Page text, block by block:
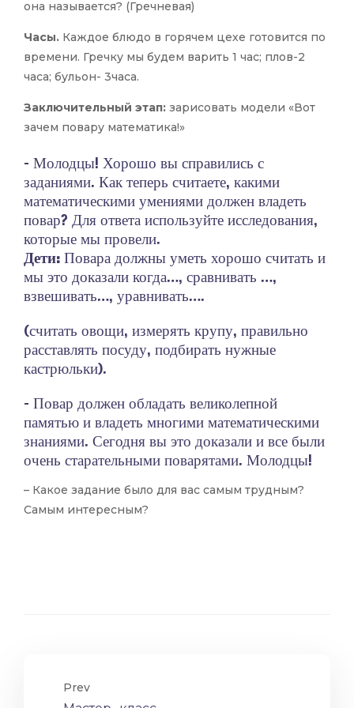
она называется? (Гречневая)
Часы. Каждое блюдо в горячем цехе готовится по
времени. Гречку мы будем варить 1 час; плов-2
часа; бульон- 3часа.
Заключительный этап: зарисовать модели «Вот
зачем повару математика!»
– Молодцы! Хорошо вы справились с
заданиями. Как теперь считаете, какими
математическими умениями должен владеть
повар? Для ответа используйте исследования,
которые мы провели.
Дети:Повара должны уметь хорошо считать и
мы это доказали когда…, сравнивать …,
взвешивать…, уравнивать….
(считать овощи, измерять крупу, правильно
расставлять посуду, подбирать нужные
кастрюльки).
– Повар должен обладать великолепной
памятью и владеть многими математическими
знаниями. Сегодня вы это доказали и все были
очень старательными поварятами. Молодцы!
– Какое задание было для вас самым трудным?
Самым интересным?
Prev